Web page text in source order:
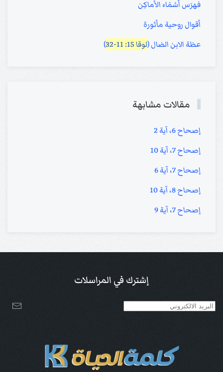
فهرَس أسْمَاء الأماكِن
أقوال روحية مأثورة
عظة الابن الضال (لوقا 15: 11-32 )
مقالات مشابهة
إصحاح 6، آية 2
إصحاح 7، آية 10
إصحاح 7، آية 6
إصحاح 8، آية 10
إصحاح 7، آية 9
إشترك في المراسلات